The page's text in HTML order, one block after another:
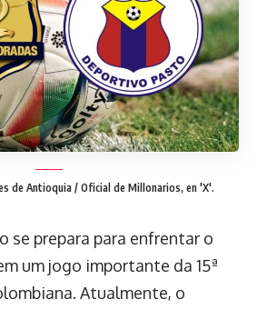
de Antioquia / Oficial de Millonarios, en 'X'.
se prepara para enfrentar o
um jogo importante da 15ª
Atualmente, o